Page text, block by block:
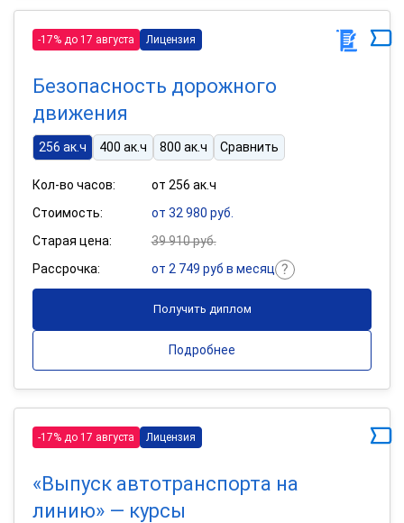
-17% до 17 августа Лицензия
Безопасность дорожного
движения
256 ак.ч 400 ак.ч 800 ак.ч Сравнить
Кол-во часов:
от 256 ак.ч
Стоимость:
от 32 980 руб.
Старая цена:
39 910 руб.
Рассрочка:
от 2 749 руб в месяц
Получить диплом
Подробнее
-17% до 17 августа Лицензия
«Выпуск автотранспорта на
линию» — курсы